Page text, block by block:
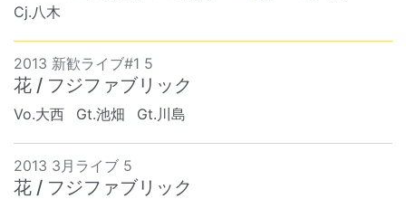
Cj.八木
2013 新歓ライブ#1 5
花 / フジファブリック
Vo.大西 Gt.池畑 Gt.川島
2013 3月ライブ 5
花 / フジファブリック